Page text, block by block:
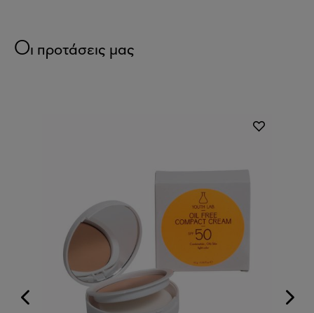
Οι προτάσεις μας